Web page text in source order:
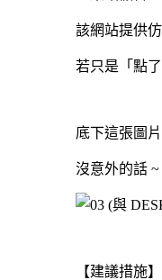
該網站提供
若只是「點
底下這張圖
沒意外的話
【建議措施】